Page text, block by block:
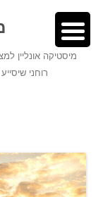
לתוכן
מיסטיקה אונליין
רוחני